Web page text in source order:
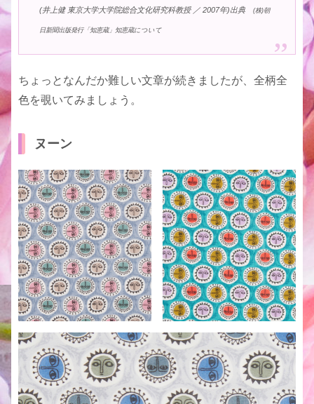
(井上健 東京大学大学院総合文化研究科教授 ／ 2007年)出典 (株)朝
日新聞出版発行「知恵蔵」知恵蔵について
ちょっとなんだか難しい文章が続きましたが、全柄全
色を覗いてみましょう。
ヌーン